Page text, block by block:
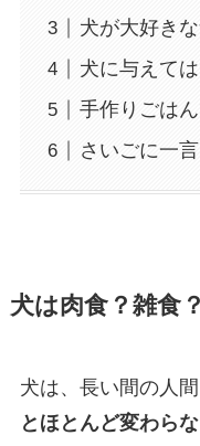
犬が大好き
犬に与えて
手作りごは
さいごに一言
犬は肉食？雑食？
犬は、長い間の人
とほとんど変わら